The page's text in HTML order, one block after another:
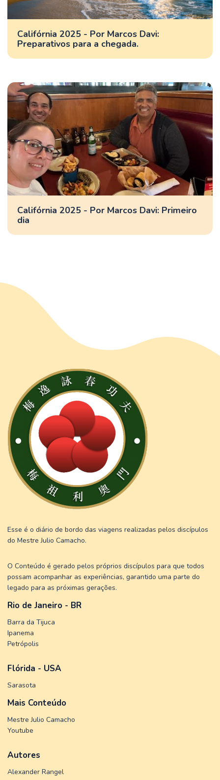
Califórnia 2025 - Por Marcos Davi:
Preparativos para a chegada.
Califórnia 2025 - Por Marcos Davi: Primeiro
dia
Esse é o diário de bordo das viagens realizadas pelos discípulos
do Mestre Julio Camacho.
O Conteúdo é gerado pelos próprios discípulos para que todos
possam acompanhar as experiências, garantido uma parte do
legado para as próximas gerações.
Rio de Janeiro - BR
Barra da Tijuca
Ipanema
Petrópolis
Flórida - USA
Sarasota
Mais Conteúdo
Mestre Julio Camacho
Youtube
Autores
Alexander Rangel